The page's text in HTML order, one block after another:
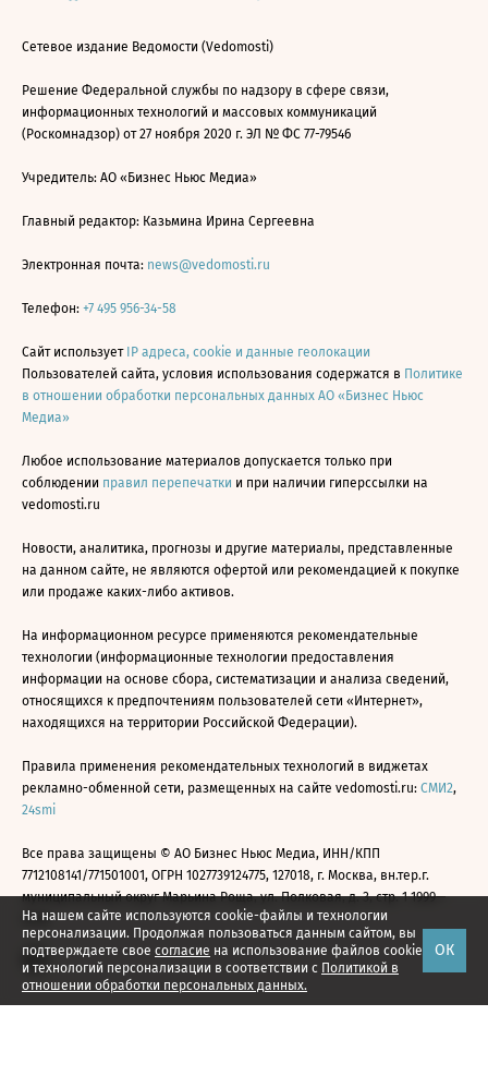
На нашем сайте используются cookie-файлы и технологии
персонализации. Продолжая пользоваться данным сайтом, вы
подтверждаете свое согласие на использование файлов cookie
и технологий персонализации в соответствии с Политикой в
отношении обработки персональных данных.
ОК
Сетевое издание Ведомости (Vedomosti)
Решение Федеральной службы по надзору в сфере связи,
информационных технологий и массовых коммуникаций
(Роскомнадзор) от 27 ноября 2020 г. ЭЛ № ФС 77-79546
Учредитель: АО «Бизнес Ньюс Медиа»
Главный редактор: Казьмина Ирина Сергеевна
Электронная почта: news@vedomosti.ru
Телефон: +7 495 956-34-58
Сайт использует IP адреса, cookie и данные геолокации
Пользователей сайта, условия использования содержатся в Политике
в отношении обработки персональных данных АО «Бизнес Ньюс
Медиа»
Любое использование материалов допускается только при
соблюдении правил перепечатки и при наличии гиперссылки на
vedomosti.ru
Новости, аналитика, прогнозы и другие материалы, представленные
на данном сайте, не являются офертой или рекомендацией к покупке
или продаже каких-либо активов.
На информационном ресурсе применяются рекомендательные
технологии (информационные технологии предоставления
информации на основе сбора, систематизации и анализа сведений,
относящихся к предпочтениям пользователей сети «Интернет»,
находящихся на территории Российской Федерации).
Правила применения рекомендательных технологий в виджетах
рекламно-обменной сети, размещенных на сайте vedomosti.ru: СМИ2,
24smi
Все права защищены © АО Бизнес Ньюс Медиа, ИНН/КПП
7712108141/771501001, ОГРН 1027739124775, 127018, г. Москва, вн.тер.г.
муниципальный округ Марьина Роща, ул. Полковая, д. 3, стр. 1 1999—
2026